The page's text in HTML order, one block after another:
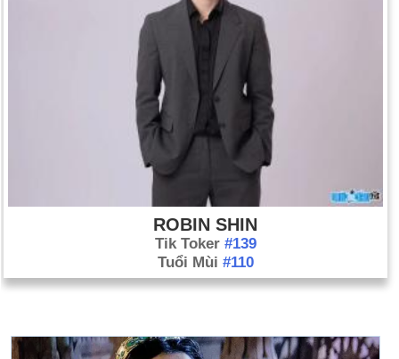
ROBIN SHIN
Tik Toker #139
Tuổi Mùi #110